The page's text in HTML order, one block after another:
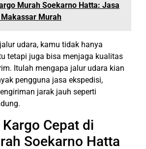
Murah Soekarno Hatta: Jasa
Murah
udara, kamu tidak hanya
tetapi juga bisa menjaga kualitas
Itulah mengapa jalur udara kian
pengguna jasa ekspedisi,
jarak jauh seperti
Cepat di
Soekarno Hatta